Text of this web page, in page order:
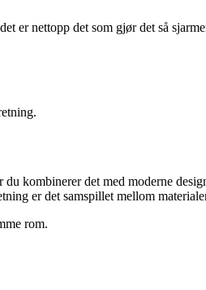
er nettopp det som gjør det så
kombinerer det med moderne
er det samspillet mellom
rom.